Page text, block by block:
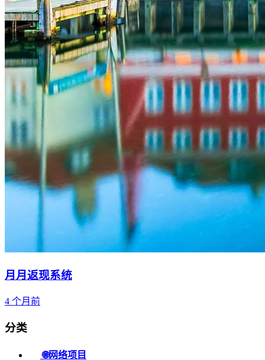
月月返现系统
4 个月前
分类
🌐网络项目